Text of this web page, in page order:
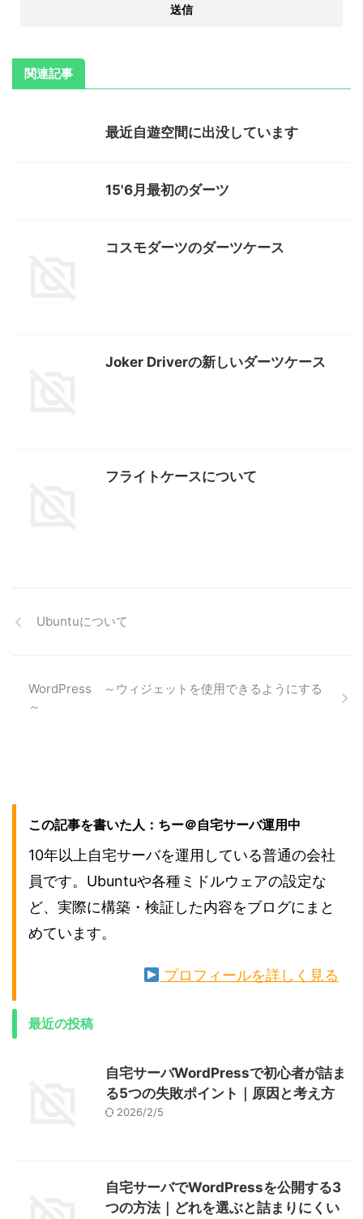
関連記事
最近自遊空間に出没しています
15'6月最初のダーツ
コスモダーツのダーツケース
Joker Driverの新しいダーツケース
フライトケースについて
Ubuntuについて
WordPress ～ウィジェットを使用できるようにする
～
この記事を書いた人：ちー＠自宅サーバ運用中
10年以上自宅サーバを運用している普通の会社
員です。Ubuntuや各種ミドルウェアの設定な
ど、実際に構築・検証した内容をブログにまと
めています。
プロフィールを詳しく見る
最近の投稿
自宅サーバWordPressで初心者が詰ま
る5つの失敗ポイント｜原因と考え方
2026/2/5
自宅サーバでWordPressを公開する3
つの方法｜どれを選ぶと詰まりにくい